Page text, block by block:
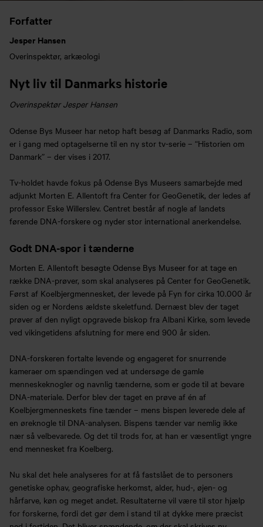
Forfatter
Jesper Hansen
Overinspektør, arkæologi
Nyt liv til Danmarks historie
Overinspektør Jesper Hansen
Odense Bys Museer har netop haft besøg af Danmarks Radio, som
er i gang med optagelserne til en ny stor tv-serie – “Historien om
Danmark” – der vises i 2017.
Tv-holdet havde fokus på Odense Bys Museers samarbejde med
adjunkt Morten E. Allentoft fra Center for GeoGenetik, der ledes af
professor Eske Willerslev. Centret består af nogle af landets
førende DNA-forskere og nyder stor international anerkendelse.
Godt DNA-spor i tænderne
Morten E. Allentoft besøgte Odense Bys Museer for at tage en
række DNA-prøver, som skal analyseres på Center for GeoGenetik.
Først af Koelbjergmennesket, der levede på Fyn for cirka 10.000 år
siden og er Nordens ældste skeletfund. Dernæst blev der taget
prøver af den nyligt opgravede biskop fra Albani Kirke, som levede
ved vikingetidens afslutning for mere end 900 år siden.
DNA-forskeren fortalte levende og engageret for snurrende
kameraer om spændingen ved at undersøge de gamle
menneskeknogler og navnlig tænderne, som er gode til at bevare
DNA-materiale. Derfor blev der taget en prøve af én af
Koelbjergmenneskets fine tænder – mens bispen leverede dele af
en øreknogle til DNA-analysen. Bispens tænder var nemlig ikke
nær så velbevarede. Og det til trods for, at han er væsentligt yngre
end mennesket fra Koelberg.
Nu skal det hele analyseres for at få fastslået de to personers
genetiske ophav, geografiske herkomst, alder, hud-, øjen- og
hårfarve, køn og meget andet. Resultaterne vil være til stor hjælp
for forskerne, fordi det gør dem i stand til at dykke mere præcist